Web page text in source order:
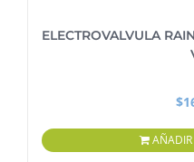
ELECTROVALVULA
$
AÑADIR